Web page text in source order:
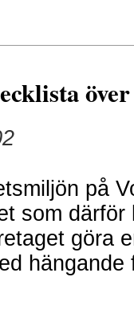
på
som därför
göra
hängande